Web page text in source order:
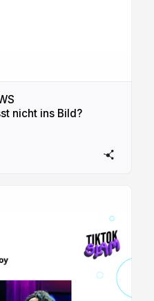
nicht ins Bild?